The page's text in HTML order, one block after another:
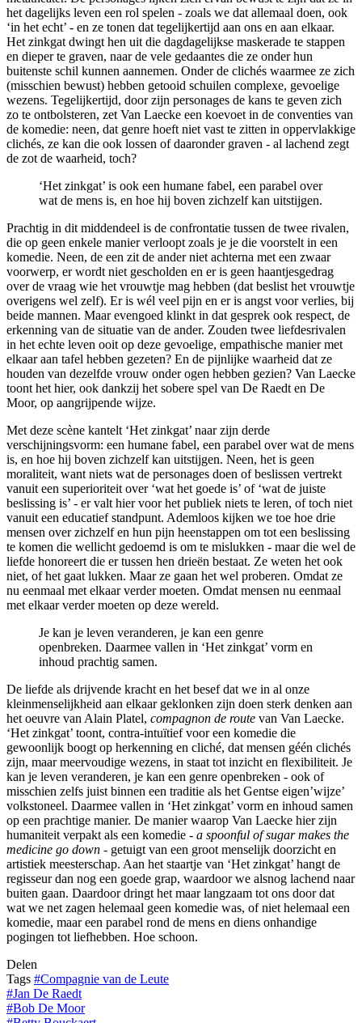
het dagelijks leven een rol spelen - zoals we dat allemaal doen, ook
‘in het echt’ - en ze tonen dat tegelijkertijd aan ons en aan elkaar.
Het zinkgat dwingt hen uit die dagdagelijkse maskerade te stappen
en dieper te graven, naar de vele gedaantes die ze onder hun
buitenste schil kunnen aannemen. Onder de clichés waarmee ze zich
(misschien bewust) hebben getooid schuilen complexe, gevoelige
wezens. Tegelijkertijd, door zijn personages de kans te geven zich
zo te ontbolsteren, zet Van Laecke een koevoet in de conventies van
de komedie: neen, dat genre hoeft niet vast te zitten in oppervlakkige
clichés, ze kan die ook lossen of daaronder graven - al lachend zegt
de zot de waarheid, toch?
‘Het zinkgat’ is ook een humane fabel, een parabel over
wat de mens is, en hoe hij boven zichzelf kan uitstijgen.
Prachtig in dit middendeel is de confrontatie tussen de twee rivalen,
die op geen enkele manier verloopt zoals je je die voorstelt in een
komedie. Neen, de een zit de ander niet achterna met een zwaar
voorwerp, er wordt niet gescholden en er is geen haantjesgedrag
over de vraag wie het vrouwtje mag hebben (dat beslist het vrouwtje
overigens wel zelf). Er is wél veel pijn en er is angst voor verlies, bij
beide mannen. Maar evengoed klinkt in dat gesprek ook respect, de
erkenning van de situatie van de ander. Zouden twee liefdesrivalen
in het echte leven ooit op deze gevoelige, empathische manier met
elkaar aan tafel hebben gezeten? En de pijnlijke waarheid dat ze
houden van dezelfde vrouw onder ogen hebben gezien? Van Laecke
toont het hier, ook dankzij het sobere spel van De Raedt en De
Moor, op aangrijpende wijze.
Met deze scène kantelt ‘Het zinkgat’ naar zijn derde
verschijningsvorm: een humane fabel, een parabel over wat de mens
is, en hoe hij boven zichzelf kan uitstijgen. Neen, het is geen
moraliteit, want niets wat de personages doen of beslissen vertrekt
vanuit een superioriteit over ‘wat het goede is’ of ‘wat de juiste
beslissing is’ - er valt hier voor het publiek niets te leren, of toch niet
vanuit een educatief standpunt. Ademloos kijken we toe hoe drie
mensen over zichzelf en hun pijn heenstappen om tot een beslissing
te komen die wellicht gedoemd is om te mislukken - maar die wel de
liefde honoreert die er tussen hen drieën bestaat. Ze weten het ook
niet, of het gaat lukken. Maar ze gaan het wel proberen. Omdat ze
nu eenmaal met elkaar verder moeten. Omdat mensen nu eenmaal
met elkaar verder moeten op deze wereld.
Je kan je leven veranderen, je kan een genre
openbreken. Daarmee vallen in ‘Het zinkgat’ vorm en
inhoud prachtig samen.
De liefde als drijvende kracht en het besef dat we in al onze
kleinmenselijkheid aan elkaar geklonken zijn doen sterk denken aan
het oeuvre van Alain Platel, compagnon de route van Van Laecke.
‘Het zinkgat’ toont, contra-intuïtief voor een komedie die
gewoonlijk boogt op herkenning en cliché, dat mensen géén clichés
zijn, maar meervoudige wezens, in staat tot inzicht en flexibiliteit. Je
kan je leven veranderen, je kan een genre openbreken - ook of
misschien zelfs juist binnen een traditie als het Gentse eigen’wijze’
volkstoneel. Daarmee vallen in ‘Het zinkgat’ vorm en inhoud samen
op een prachtige manier. De manier waarop Van Laecke hier zijn
humaniteit verpakt als een komedie - a spoonful of sugar makes the
medicine go down - getuigt van een groot menselijk doorzicht en
artistiek meesterschap. Aan het staartje van ‘Het zinkgat’ hangt de
regisseur dan nog een goede grap, waardoor we alsnog lachend naar
buiten gaan. Daardoor dringt het maar langzaam tot ons door dat
wat we net zagen helemaal geen komedie was, of niet helemaal een
komedie, maar een parabel rond de mens en diens onhandige
pogingen tot liefhebben. Hoe schoon.
Delen
Tags #Compagnie van de Leute
#Jan De Raedt
#Bob De Moor